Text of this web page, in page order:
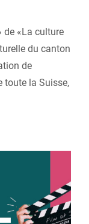
de «La culture
du canton
de
toute la Suisse,